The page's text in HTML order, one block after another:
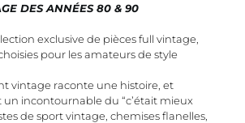
DES ANNÉES 80 & 90
exclusive de pièces full vintage,
pour les amateurs de style
vintage raconte une histoire, et
un incontournable du “c’était mieux
de sport vintage, chemises flanelles,